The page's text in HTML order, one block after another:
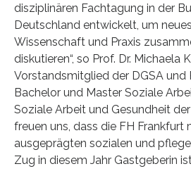
disziplinären Fachtagung in der
Deutschland entwickelt, um
Wissenschaft und Praxis
diskutieren“, so Prof. Dr. Michaela
Vorstandsmitglied der DGSA und
Bachelor und Master Soziale
Soziale Arbeit und Gesundheit
freuen uns, dass die FH Frankfurt
ausgeprägten sozialen und
Zug in diesem Jahr Gastgeberin